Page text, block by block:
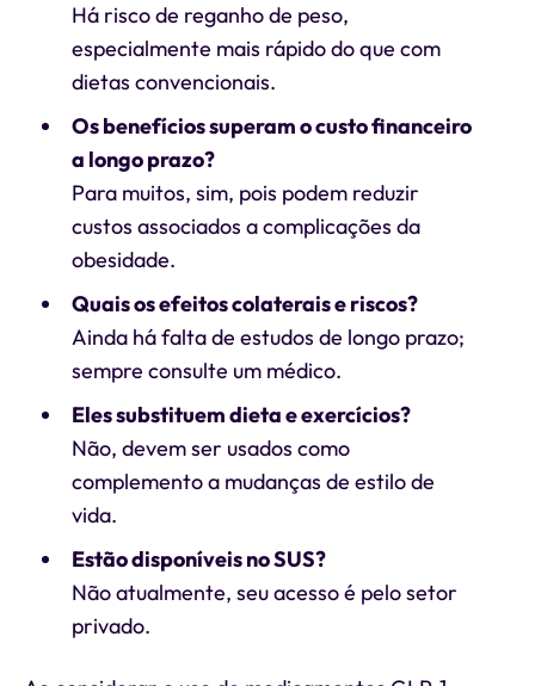
Há risco de reganho de peso,
especialmente mais rápido do que com
dietas convencionais.
Os benefícios superam o custo financeiro
a longo prazo?
Para muitos, sim, pois podem reduzir
custos associados a complicações da
obesidade.
Quais os efeitos colaterais e riscos?
Ainda há falta de estudos de longo prazo;
sempre consulte um médico.
Eles substituem dieta e exercícios?
Não, devem ser usados como
complemento a mudanças de estilo de
vida.
Estão disponíveis no SUS?
Não atualmente, seu acesso é pelo setor
privado.